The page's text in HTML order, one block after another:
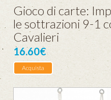
Gioco di carte:
le sottrazioni 9-1
Cavalieri
16.60€
Acquista